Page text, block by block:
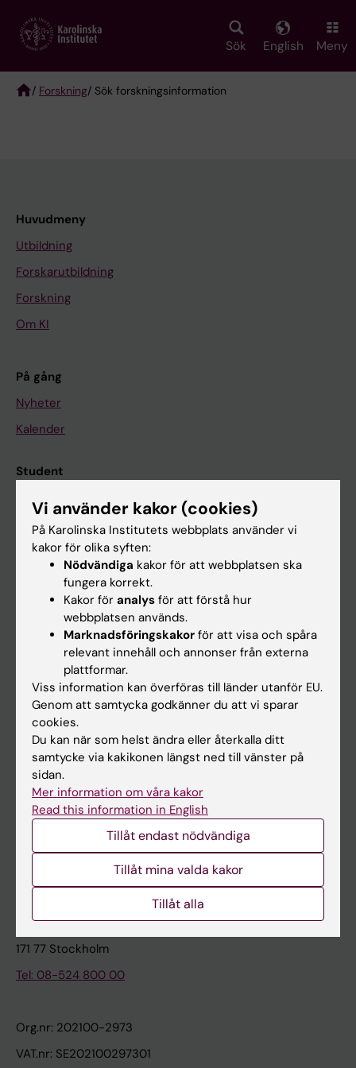
main
Sök English Meny
/ Forskning/ Sök forskningsinformation
Huvudmeny
Utbildning
Forskarutbildning
Forskning
Om KI
På gång
Nyheter
Kalender
Student
Ladok
Canvas
Schema
Studentmejlen
Kurs- och programwebbar
Student på KI
Medarbetare
Medarbetarportalen
Kontakta och besök KI
Universitetsbiblioteket
Stöd forskning och utbildning
Karolinska Institutet Innovation
Kontakta presstjänsten
Karolinska Institutet
171 77 Stockholm
Tel: 08-524 800 00
Org.nr: 202100-2973
VAT.nr: SE202100297301
Vi använder kakor (cookies)
På Karolinska Institutets webbplats använder vi
kakor för olika syften:
Nödvändiga kakor för att webbplatsen ska
fungera korrekt.
Kakor för analys för att förstå hur
webbplatsen används.
Marknadsföringskakor för att visa och spåra
relevant innehåll och annonser från externa
plattformar.
Viss information kan överföras till länder utanför EU.
Genom att samtycka godkänner du att vi sparar
cookies.
Du kan när som helst ändra eller återkalla ditt
samtycke via kakikonen längst ned till vänster på
sidan.
Mer information om våra kakor
Read this information in English
Tillåt endast nödvändiga
Tillåt mina valda kakor
Tillåt alla